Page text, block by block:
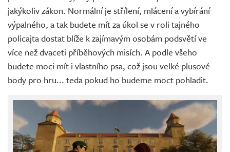
jakýkoliv zákon. Normální je střílení, mlácení a vybírání
výpalného, a tak budete mít za úkol se v roli tajného
policajta dostat blíže k zajímavým osobám podsvětí ve
více než dvaceti příběhových misích. A podle všeho
budete moci mít i vlastního psa, což jsou velké plusové
body pro hru... teda pokud ho budeme moct pohladit.